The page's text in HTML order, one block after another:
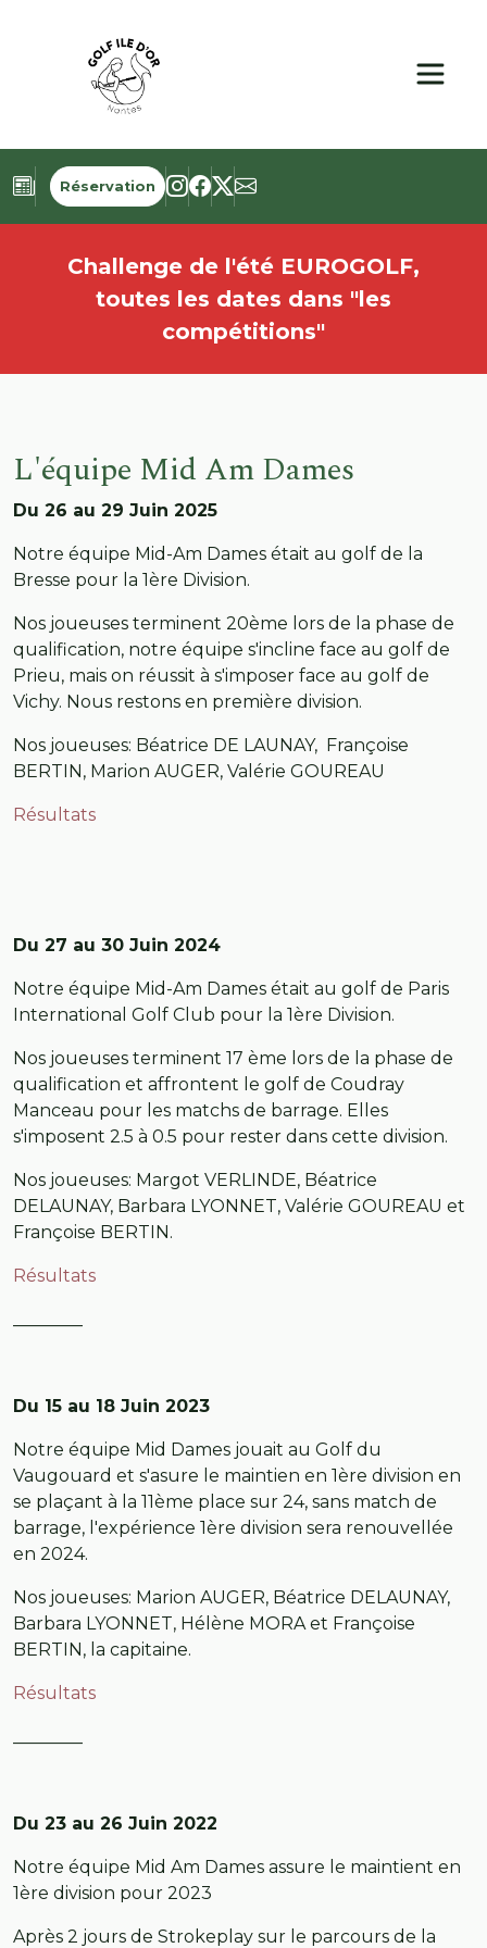
Réservation
Challenge de l'été EUROGOLF,
toutes les dates dans "les
compétitions"
L'équipe Mid Am Dames
Du 26 au 29 Juin 2025
Notre équipe Mid-Am Dames était au golf de la
Bresse pour la 1ère Division.
Nos joueuses terminent 20ème lors de la phase de
qualification, notre équipe s'incline face au golf de
Prieu, mais on réussit à s'imposer face au golf de
Vichy. Nous restons en première division.
Nos joueuses: Béatrice DE LAUNAY, Françoise
BERTIN, Marion AUGER, Valérie GOUREAU
Résultats
Du 27 au 30 Juin 2024
Notre équipe Mid-Am Dames était au golf de Paris
International Golf Club pour la 1ère Division.
Nos joueuses terminent 17 ème lors de la phase de
qualification et affrontent le golf de Coudray
Manceau pour les matchs de barrage. Elles
s'imposent 2.5 à 0.5 pour rester dans cette division.
Nos joueuses: Margot VERLINDE, Béatrice
DELAUNAY, Barbara LYONNET, Valérie GOUREAU et
Françoise BERTIN.
Résultats
Du 15 au 18 Juin 2023
Notre équipe Mid Dames jouait au Golf du
Vaugouard et s'asure le maintien en 1ère division en
se plaçant à la 11ème place sur 24, sans match de
barrage, l'expérience 1ère division sera renouvellée
en 2024.
Nos joueuses: Marion AUGER, Béatrice DELAUNAY,
Barbara LYONNET, Hélène MORA et Françoise
BERTIN, la capitaine.
Résultats
Du 23 au 26 Juin 2022
Notre équipe Mid Am Dames assure le maintient en
1ère division pour 2023
Après 2 jours de Strokeplay sur le parcours de la